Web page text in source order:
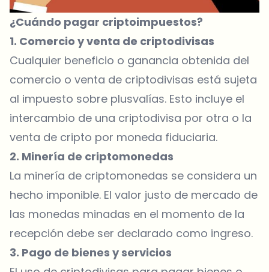
¿Cuándo pagar criptoimpuestos?
1. Comercio y venta de criptodivisas
Cualquier beneficio o ganancia obtenida del
comercio o venta de criptodivisas está sujeta
al impuesto sobre plusvalías. Esto incluye el
intercambio de una criptodivisa por otra o la
venta de cripto por moneda fiduciaria.
2. Minería de criptomonedas
La minería de criptomonedas se considera un
hecho imponible. El valor justo de mercado de
las monedas minadas en el momento de la
recepción debe ser declarado como ingreso.
3. Pago de bienes y servicios